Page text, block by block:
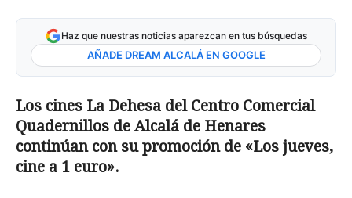
Haz que nuestras noticias aparezcan en tus búsquedas
AÑADE DREAM ALCALÁ EN GOOGLE
Los cines La Dehesa del Centro Comercial
Quadernillos de Alcalá de Henares
continúan con su promoción de «Los jueves,
cine a 1 euro».